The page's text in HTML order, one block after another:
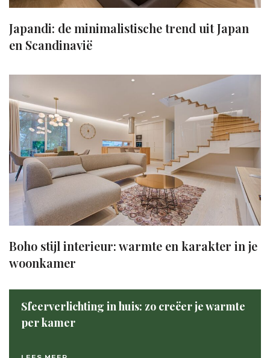
Japandi: de minimalistische trend uit Japan
en Scandinavië
Boho stijl interieur: warmte en karakter in je
woonkamer
Sfeerverlichting in huis: zo creëer je warmte
per kamer